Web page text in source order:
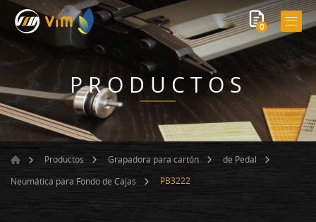
0
PRODUCTOS
Productos Grapadora para cartón
de Pedal
Neumática para Fondo de Cajas
PB3222